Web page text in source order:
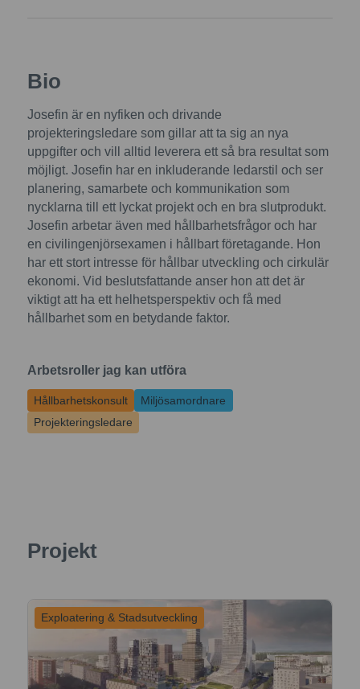
Bio
Josefin är en nyfiken och drivande
projekteringsledare som gillar att ta sig an nya
uppgifter och vill alltid leverera ett så bra resultat som
möjligt. Josefin har en inkluderande ledarstil och ser
planering, samarbete och kommunikation som
nycklarna till ett lyckat projekt och en bra slutprodukt.
Josefin arbetar även med hållbarhetsfrågor och har
en civilingenjörsexamen i hållbart företagande. Hon
har ett stort intresse för hållbar utveckling och cirkulär
ekonomi. Vid beslutsfattande anser hon att det är
viktigt att ha ett helhetsperspektiv och få med
hållbarhet som en betydande faktor.
Arbetsroller jag kan utföra
Hållbarhetskonsult
Miljösamordnare
Projekteringsledare
Projekt
Exploatering & Stadsutveckling